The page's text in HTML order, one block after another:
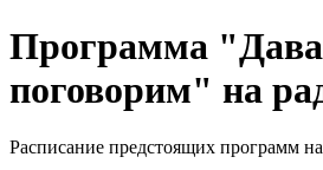
Программа
поговорим" на
Расписание предстоящих программ